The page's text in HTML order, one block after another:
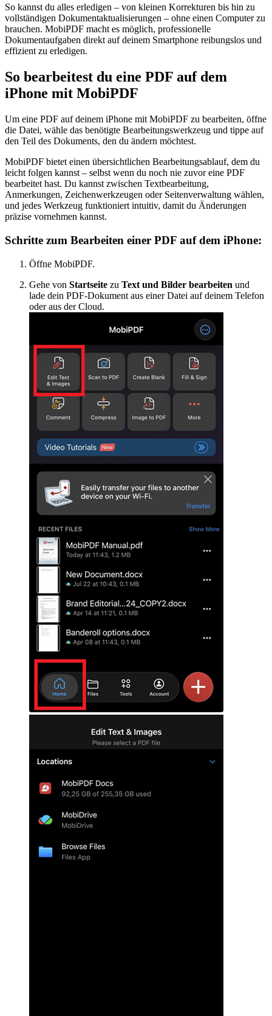
So kannst du alles erledigen – von kleinen Korrekturen bis hin zu
vollständigen Dokumentaktualisierungen – ohne einen Computer zu
brauchen. MobiPDF macht es möglich, professionelle
Dokumentaufgaben direkt auf deinem Smartphone reibungslos und
effizient zu erledigen.
So bearbeitest du eine PDF auf dem
iPhone mit MobiPDF
Um eine PDF auf deinem iPhone mit MobiPDF zu bearbeiten, öffne
die Datei, wähle das benötigte Bearbeitungswerkzeug und tippe auf
den Teil des Dokuments, den du ändern möchtest.
MobiPDF bietet einen übersichtlichen Bearbeitungsablauf, dem du
leicht folgen kannst – selbst wenn du noch nie zuvor eine PDF
bearbeitet hast. Du kannst zwischen Textbearbeitung,
Anmerkungen, Zeichenwerkzeugen oder Seitenverwaltung wählen,
und jedes Werkzeug funktioniert intuitiv, damit du Änderungen
präzise vornehmen kannst.
Schritte zum Bearbeiten einer PDF auf dem iPhone:
Öffne MobiPDF.
Gehe von Startseite zu Text und Bilder bearbeiten und
lade dein PDF-Dokument aus einer Datei auf deinem Telefon
oder aus der Cloud.